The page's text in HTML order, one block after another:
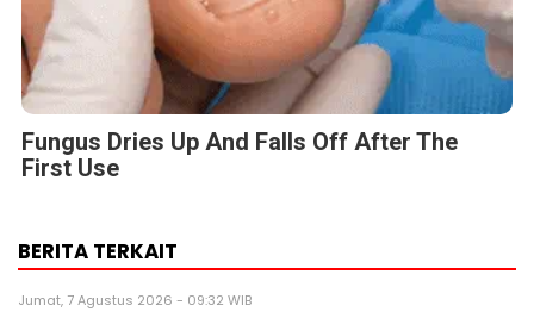
Fungus Dries Up And Falls Off After The
First Use
BERITA TERKAIT
Jumat, 7 Agustus 2026 - 09:32 WIB